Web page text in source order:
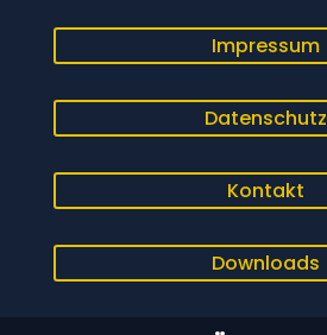
Impressum
Datenschutz
Kontakt
Downloads